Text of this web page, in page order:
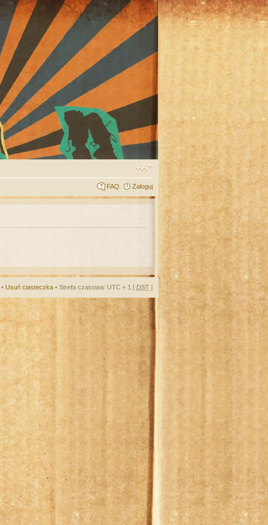
FAQ Zaloguj
• Usuń ciasteczka • Strefa czasowa: UTC + 1 [ DST ]